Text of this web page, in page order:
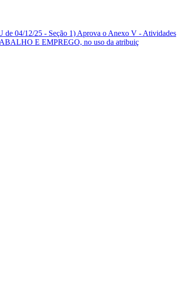
04/12/25 - Seção 1) Aprova o Anexo V - Atividades
E EMPREGO, no uso da atribuiç